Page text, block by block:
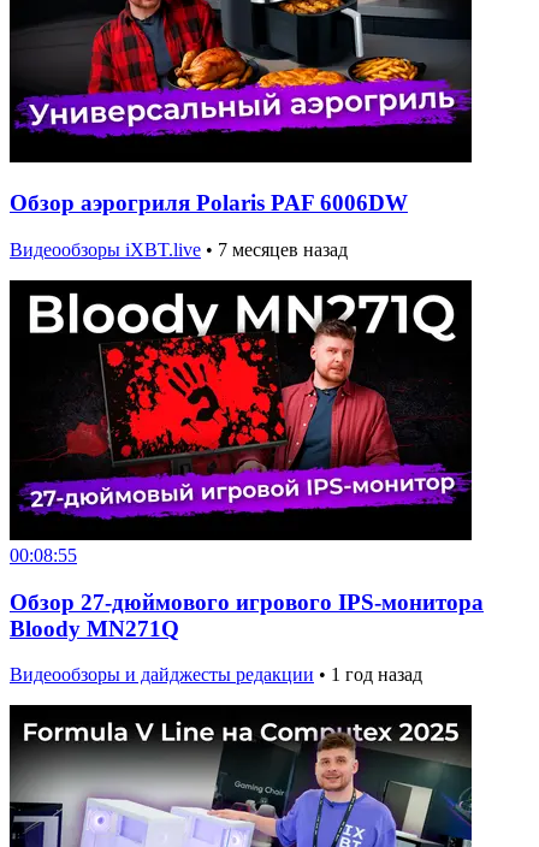
Обзор аэрогриля Polaris PAF 6006DW
Видеообзоры iXBT.live • 7 месяцев назад
00:08:55
Обзор 27-дюймового игрового IPS-монитора
Bloody MN271Q
Видеообзоры и дайджесты редакции • 1 год назад